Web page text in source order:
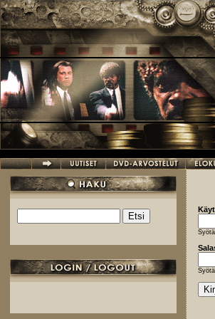
Hyppää pääsisältöön
Hakulomake